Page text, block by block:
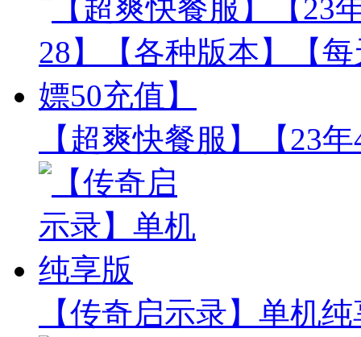
【超爽快餐服】【23
【传奇启示录】单机